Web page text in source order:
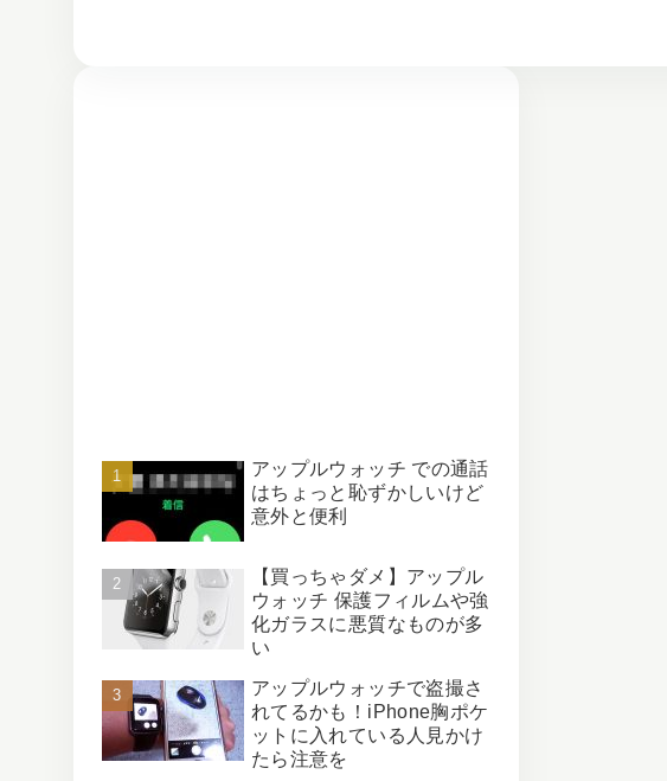
アップルウォッチ での通話
はちょっと恥ずかしいけど
意外と便利
【買っちゃダメ】アップル
ウォッチ 保護フィルムや強
化ガラスに悪質なものが多
い
アップルウォッチで盗撮さ
れてるかも！iPhone胸ポケ
ットに入れている人見かけ
たら注意を